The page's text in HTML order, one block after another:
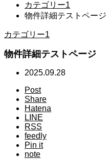
カテゴリー1
物件詳細テストページ
カテゴリー1
物件詳細テストページ
2025.09.28
Post
Share
Hatena
LINE
RSS
feedly
Pin it
note